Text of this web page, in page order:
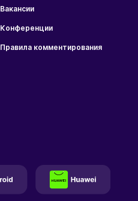
Вакансии
Конференции
Правила комментирования